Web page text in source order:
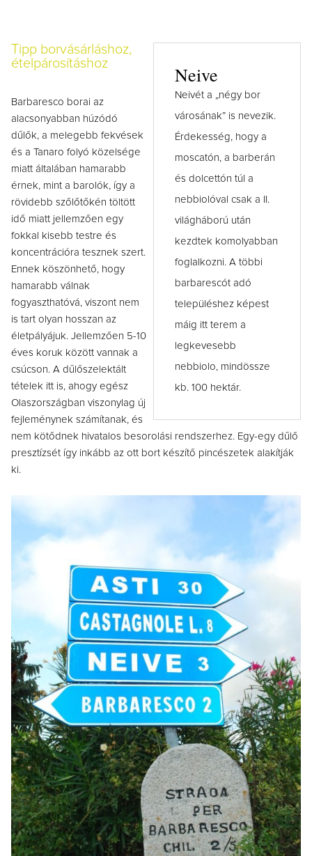
Neive
Neivét a „négy bor
városának” is nevezik.
Érdekesség, hogy a
moscatón, a barberán
és dolcettón túl a
nebbiolóval csak a II.
világháború után
kezdtek komolyabban
foglalkozni. A többi
barbarescót adó
településhez képest
máig itt terem a
legkevesebb
nebbiolo, mindössze
kb. 100 hektár.
Tipp borvásárláshoz,
ételpárosításhoz
Barbaresco borai az
alacsonyabban húzódó
dűlők, a melegebb fekvések
és a Tanaro folyó közelsége
miatt általában hamarabb
érnek, mint a barolók, így a
rövidebb szőlőtőkén töltött
idő miatt jellemzően egy
fokkal kisebb testre és
koncentrációra tesznek szert.
Ennek köszönhető, hogy
hamarabb válnak
fogyaszthatóvá, viszont nem
is tart olyan hosszan az
életpályájuk. Jellemzően 5-10
éves koruk között vannak a
csúcson. A dűlőszelektált
tételek itt is, ahogy egész
Olaszországban viszonylag új
fejleménynek számítanak, és
nem kötődnek hivatalos besorolási rendszerhez. Egy-egy dűlő
presztízsét így inkább az ott bort készítő pincészetek alakítják
ki.